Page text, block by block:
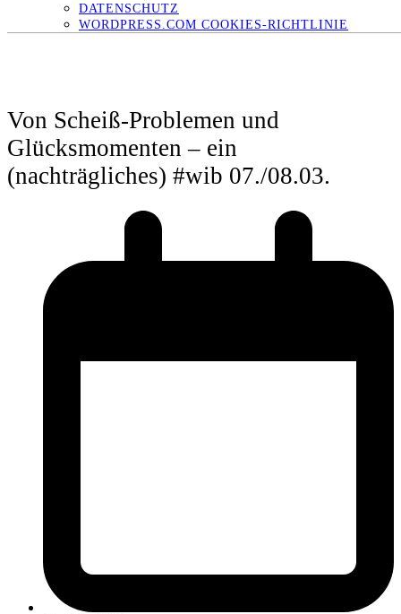
DATENSCHUTZ
WORDPRESS.COM COOKIES-RICHTLINIE
Von Scheiß-Problemen und
Glücksmomenten – ein
(nachträgliches) #wib 07./08.03.